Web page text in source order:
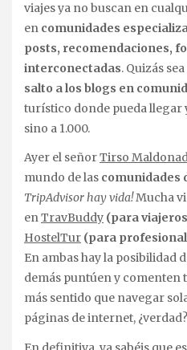
viajes ya no buscan en
en comunidades
posts, recomendaciones,
interconectadas. Quizás
salto a los blogs en
turístico donde pueda llegar
sino a 1.000.
Ayer el señorTirso
mundo de las comunidades
TripAdvisor hay vida!Mucha
enTravBuddy (para
HostelTur (para
En ambas hay la posibilidad
demás puntúen y comenten
más sentido que navegar
páginas de internet, ¿verdad?